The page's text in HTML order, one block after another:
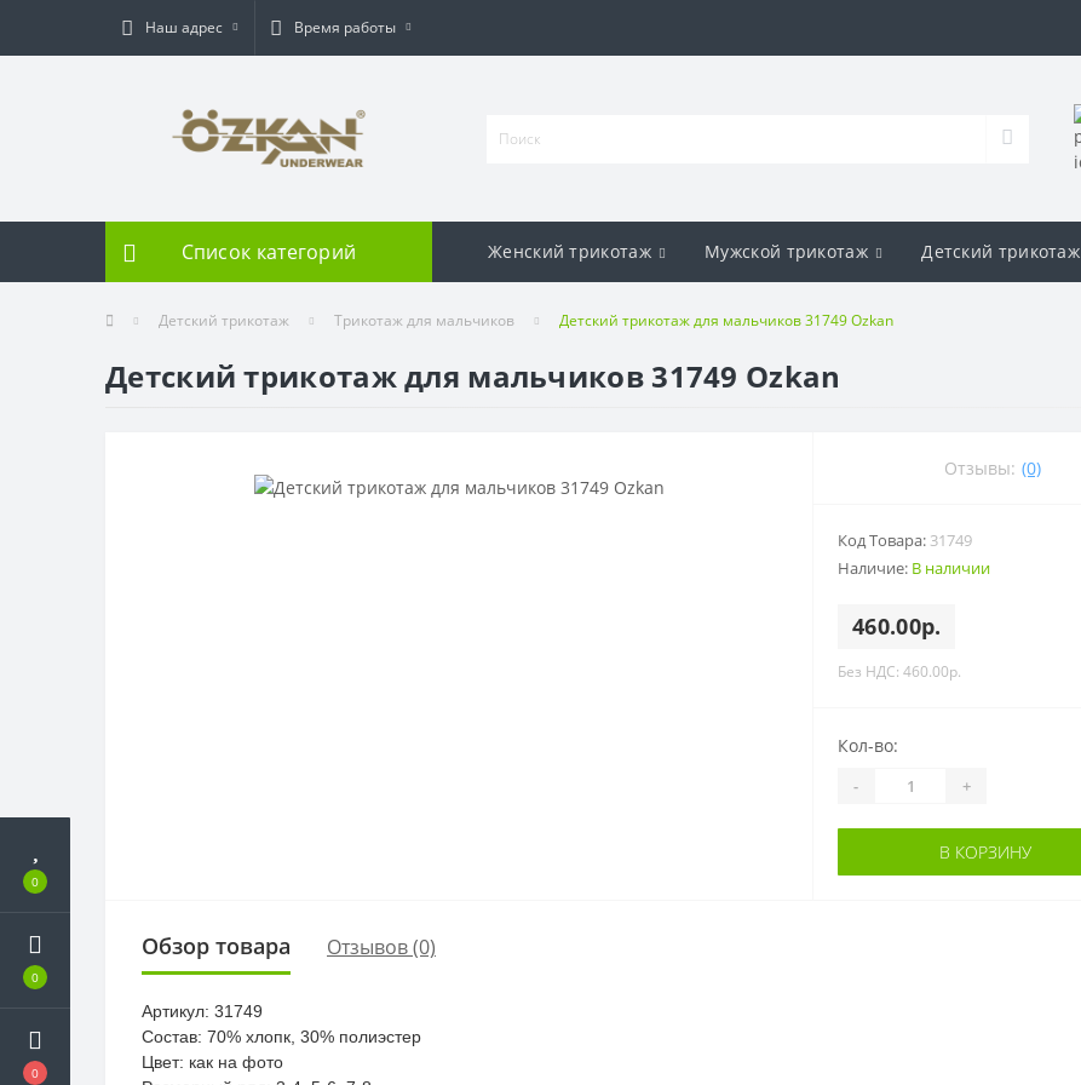
0
0
0
Наш адрес Время работы
Список категорий Женский трикотаж Мужской трикотаж Детский трикотаж
Детский трикотаж Трикотаж для мальчиков Детский трикотаж для мальчиков 31749 Ozkan
Детский трикотаж для мальчиков 31749 Ozkan
Отзывы: (0)
Код Товара: 31749
Наличие: В наличии
460.00р.
Без НДС: 460.00р.
Кол-во:
- +
В КОРЗИНУ
Обзор товара Отзывов (0)
Артикул: 31749
Состав: 70% хлопк, 30% полиэстер
Цвет: как на фото